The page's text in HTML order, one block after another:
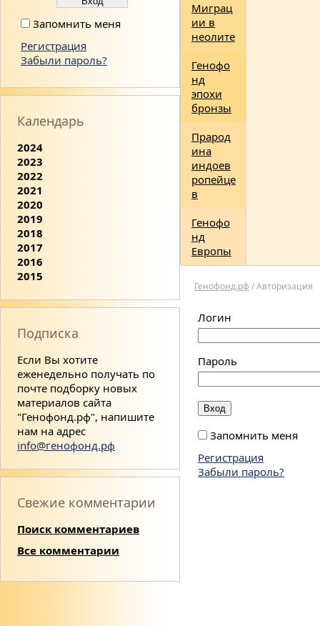
Запомнить меня
Регистрация
Забыли пароль?
Календарь
2024
2023
2022
2021
2020
2019
2018
2017
2016
2015
Подписка
Если Вы хотите
еженедельно получать по
почте подборку новых
материалов сайта
"Генофонд.рф", напишите
нам на адрес
info@генофонд.рф
Свежие комментарии
Поиск комментариев
Все комментарии
Миграц
ии в
неолите
Генофо
нд
эпохи
бронзы
Прарод
ина
индоев
ропейце
в
Генофо
нд
Европы
Генофонд.рф /Авторизация
Логин
Пароль
Запомнить меня
Регистрация
Забыли пароль?